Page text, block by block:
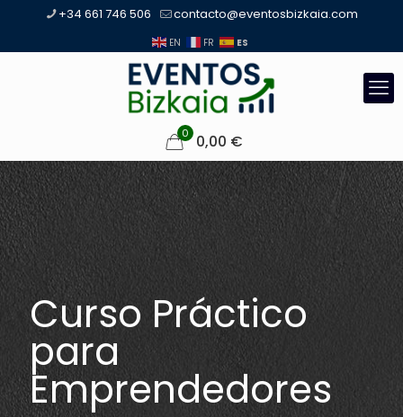
+34 661 746 506 contacto@eventosbizkaia.com
EN FR ES
0 0,00 €
Curso Práctico
para
Emprendedores